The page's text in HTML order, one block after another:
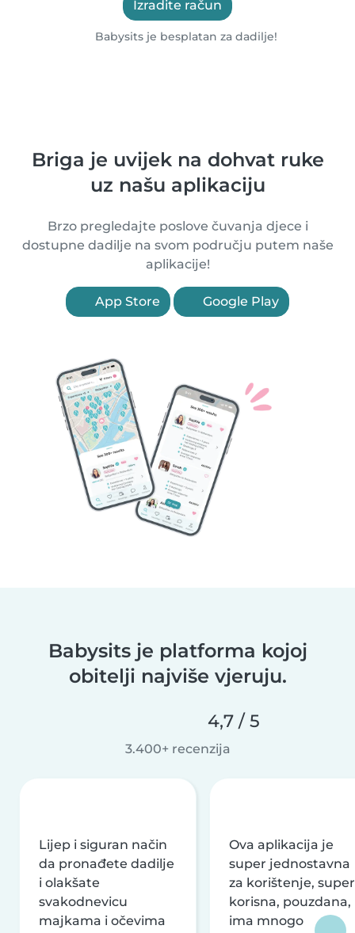
Izradite račun
Babysits je besplatan za dadilje!
Briga je uvijek na dohvat ruke
uz našu aplikaciju
Brzo pregledajte poslove čuvanja djece i
dostupne dadilje na svom području putem naše
aplikacije!
App Store Google Play
Babysits je platforma kojoj
obitelji najviše vjeruju.
4,7 / 5
3.400+ recenzija
Lijep i siguran način
da pronađete dadilje
i olakšate
svakodnevicu
majkama i očevima
Ova aplikacija je
super jednostavna
za korištenje, super
korisna, pouzdana,
ima mnogo